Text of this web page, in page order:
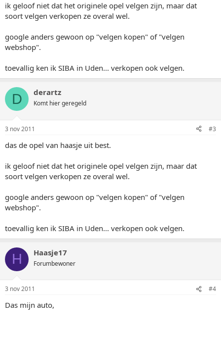
ik geloof niet dat het originele opel velgen zijn, maar dat
soort velgen verkopen ze overal wel.
google anders gewoon op "velgen kopen" of "velgen
webshop".
toevallig ken ik SIBA in Uden... verkopen ook velgen.
D derartz
Komt hier geregeld
3 nov 2011 #3
das de opel van haasje uit best.
ik geloof niet dat het originele opel velgen zijn, maar dat
soort velgen verkopen ze overal wel.
google anders gewoon op "velgen kopen" of "velgen
webshop".
toevallig ken ik SIBA in Uden... verkopen ook velgen.
H Haasje17
Forumbewoner
3 nov 2011 #4
Das mijn auto,